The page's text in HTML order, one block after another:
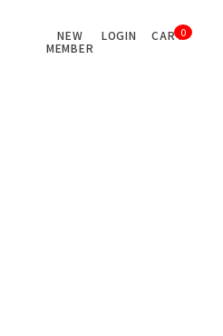
NEW
MEMBER
LOGIN 0
CART